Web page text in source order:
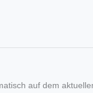
auf dem